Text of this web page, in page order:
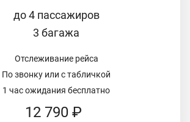
до 4 пассажиров
3 багажа
Отслеживание рейса
По звонку или с табличкой
1 час ожидания бесплатно
12 790 ₽